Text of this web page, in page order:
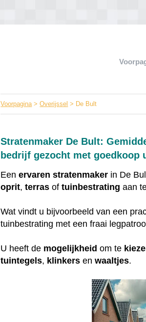
Voorpagina>Overijssel > De Bult
Stratenmaker De Bult:
bedrijf gezocht met goedkoop
Eenervaren stratenmaker in De
oprit,terras oftuinbestrating aan
Wat vindt u bijvoorbeeld van een
tuinbestrating met een fraai
U heeft de mogelijkheid om te
tuintegels, klinkers enwaaltjes.